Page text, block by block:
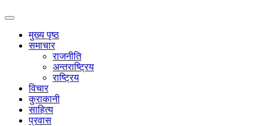
मुख्य पृष्ठ
समाचार
राजनीति
अन्तराष्ट्रिय
राष्ट्रिय
विचार
कुराकानी
साहित्य
प्रवास